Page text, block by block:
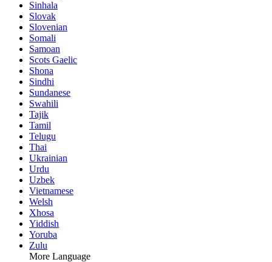
Sinhala
Slovak
Slovenian
Somali
Samoan
Scots Gaelic
Shona
Sindhi
Sundanese
Swahili
Tajik
Tamil
Telugu
Thai
Ukrainian
Urdu
Uzbek
Vietnamese
Welsh
Xhosa
Yiddish
Yoruba
Zulu
More Language